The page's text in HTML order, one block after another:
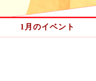
1月のイベント